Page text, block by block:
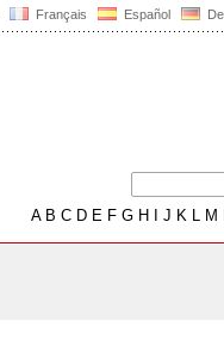
Français Español
AB C D E F G H J K L M